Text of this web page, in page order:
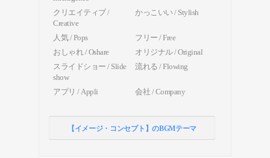
クリエイティブ /
Creative
かっこいい / Stylish
人気 / Pops
フリー / Free
おしゃれ / Oshare
オリジナル / Original
スライドショー / Slide
show
流れる / Flowing
アプリ / Appli 会社 / Company
【イメージ・コンセプト】のBGMテーマ